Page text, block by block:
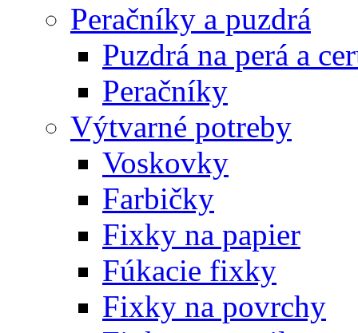
Peračníky a puzdrá
Puzdrá na perá a
Peračníky
Výtvarné potreby
Voskovky
Farbičky
Fixky na papier
Fúkacie fixky
Fixky na povrchy